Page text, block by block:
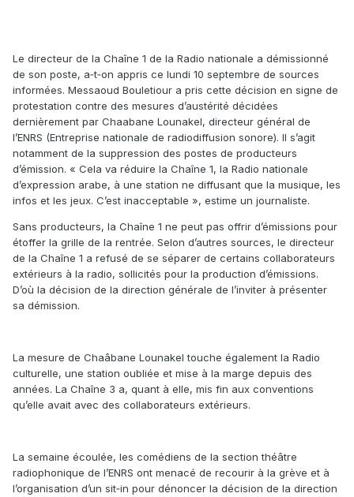
Le directeur de la Chaîne 1 de la Radio nationale a démissionné
de son poste, a‑t‑on appris ce lundi 10 septembre de sources
informées. Messaoud Bouletiour a pris cette décision en signe de
protestation contre des mesures d’austérité décidées
dernièrement par Chaabane Lounakel, directeur général de
l’ENRS (Entreprise nationale de radiodiffusion sonore). Il s’agit
notamment de la suppression des postes de producteurs
d’émission. « Cela va réduire la Chaîne 1, la Radio nationale
d’expression arabe, à une station ne diffusant que la musique, les
infos et les jeux. C’est inacceptable », estime un journaliste.
Sans producteurs, la Chaîne 1 ne peut pas offrir d’émissions pour
étoffer la grille de la rentrée. Selon d’autres sources, le directeur
de la Chaîne 1 a refusé de se séparer de certains collaborateurs
extérieurs à la radio, sollicités pour la production d’émissions.
D’où la décision de la direction générale de l’inviter à présenter
sa démission.
La mesure de Chaâbane Lounakel touche également la Radio
culturelle, une station oubliée et mise à la marge depuis des
années. La Chaîne 3 a, quant à elle, mis fin aux conventions
qu’elle avait avec des collaborateurs extérieurs.
La semaine écoulée, les comédiens de la section théâtre
radiophonique de l’ENRS ont menacé de recourir à la grève et à
l’organisation d’un sit‑in pour dénoncer la décision de la direction